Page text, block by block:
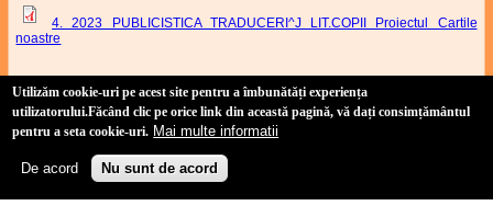
4. 2023 PUBLICISTICA TRADUCERI^J LIT.COPII Proiectul Cartile
noastre
Proiect Cartile Noastre
Site realizat de:Duşan Baiski(link is external)
(tehnic) și
Politică de confidențialitate
4Us Consulting
Utilizăm cookie-uri pe acest site pentru a îmbunătăți experiența
utilizatorului.Făcând clic pe orice link din această pagină, vă dați consimțământul
pentru a seta cookie-uri. Mai multe informatii
De acord Nu sunt de acord